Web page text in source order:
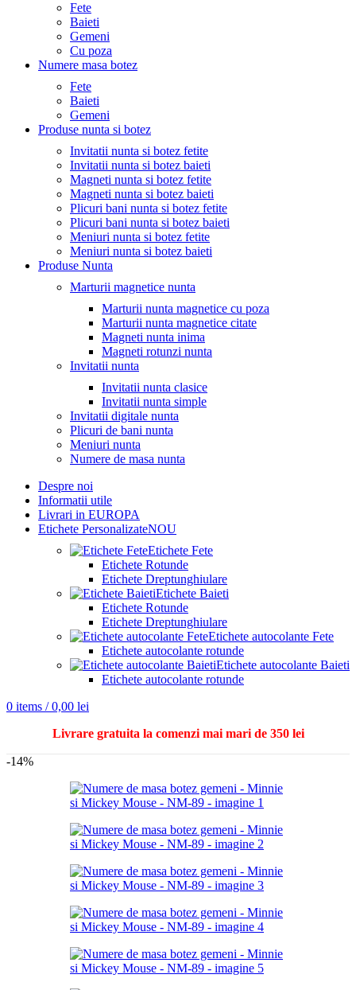
Fete
Baieti
Gemeni
Cu poza
Numere masa botez
Fete
Baieti
Gemeni
Produse nunta si botez
Invitatii nunta si botez fetite
Invitatii nunta si botez baieti
Magneti nunta si botez fetite
Magneti nunta si botez baieti
Plicuri bani nunta si botez fetite
Plicuri bani nunta si botez baieti
Meniuri nunta si botez fetite
Meniuri nunta si botez baieti
Produse Nunta
Marturii magnetice nunta
Marturii nunta magnetice cu poza
Marturii nunta magnetice citate
Magneti nunta inima
Magneti rotunzi nunta
Invitatii nunta
Invitatii nunta clasice
Invitatii nunta simple
Invitatii digitale nunta
Plicuri de bani nunta
Meniuri nunta
Numere de masa nunta
Despre noi
Informatii utile
Livrari in EUROPA
Etichete PersonalizateNOU
Etichete Fete
Etichete Rotunde
Etichete Dreptunghiulare
Etichete Baieti
Etichete Rotunde
Etichete Dreptunghiulare
Etichete autocolante Fete
Etichete autocolante rotunde
Etichete autocolante Baieti
Etichete autocolante rotunde
0 items / 0,00 lei
Livrare gratuita la comenzi mai mari de 350 lei
-14%